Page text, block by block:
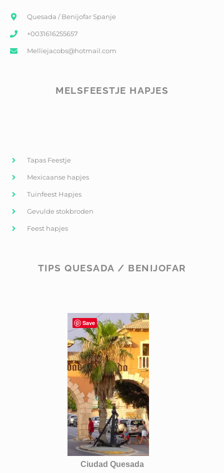
Quesada / Benijofar Spanje
+0031616255657
Melliejacobs@hotmail.com
MELSFEESTJE HAPJES
Tapas Feestje
Mexicaanse hapjes
Tuinfeest Hapjes
Gevulde stokbroden
Feest hapjes
TIPS QUESADA / BENIJOFAR
Ciudad Quesada
Save